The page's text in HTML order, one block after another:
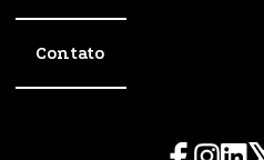
Contato